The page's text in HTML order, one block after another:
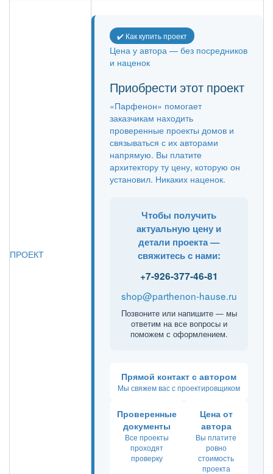
ПРОЕКТ
✔️ Как купить проект
Цена у автора — без посредников
и наценок
Приобрести этот проект
«Парфенон» помогает
заказчикам находить
проверенные проекты домов и
связываться с их авторами
напрямую. Вы платите
архитектору ту цену, которую он
установил. Никаких наценок.
Чтобы получить
актуальную цену и
детали проекта —
свяжитесь с нами:
+7-926-377-46-81
shop@parthenon-hause.ru
Позвоните или напишите — мы
ответим на все вопросы и
поможем с оформлением.
Прямой контакт с автором
Мы свяжем вас с проектировщиком
Проверенные
документы
Все проекты
проходят
проверку
Цена от
автора
Вы платите
ровно
стоимость
проекта